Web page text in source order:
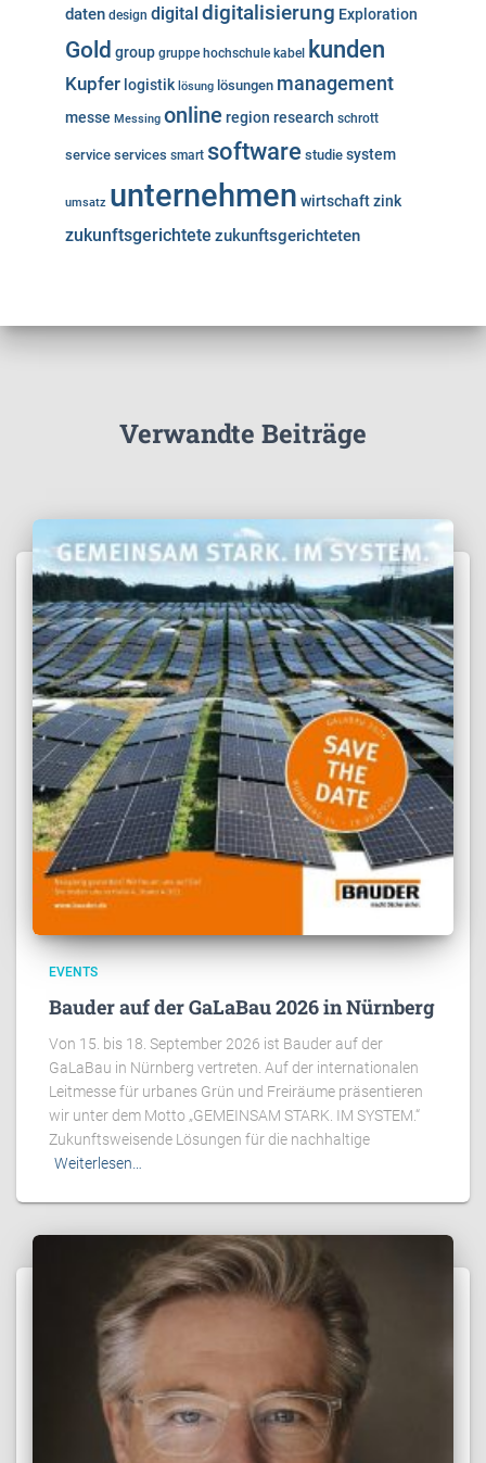
daten design digital digitalisierung Exploration
Gold group gruppe hochschule kabel kunden
Kupfer logistik lösung lösungen management
messe Messing online region research schrott
service services smart software studie system
umsatz unternehmen wirtschaftzink
zukunftsgerichtete zukunftsgerichteten
Verwandte Beiträge
EVENTS
Bauder auf der GaLaBau 2026 in Nürnberg
Von 15. bis 18. September 2026 ist Bauder auf der
GaLaBau in Nürnberg vertreten. Auf der internationalen
Leitmesse für urbanes Grün und Freiräume präsentieren
wir unter dem Motto „GEMEINSAM STARK. IM SYSTEM.“
Zukunftsweisende Lösungen für die nachhaltige
Weiterlesen…